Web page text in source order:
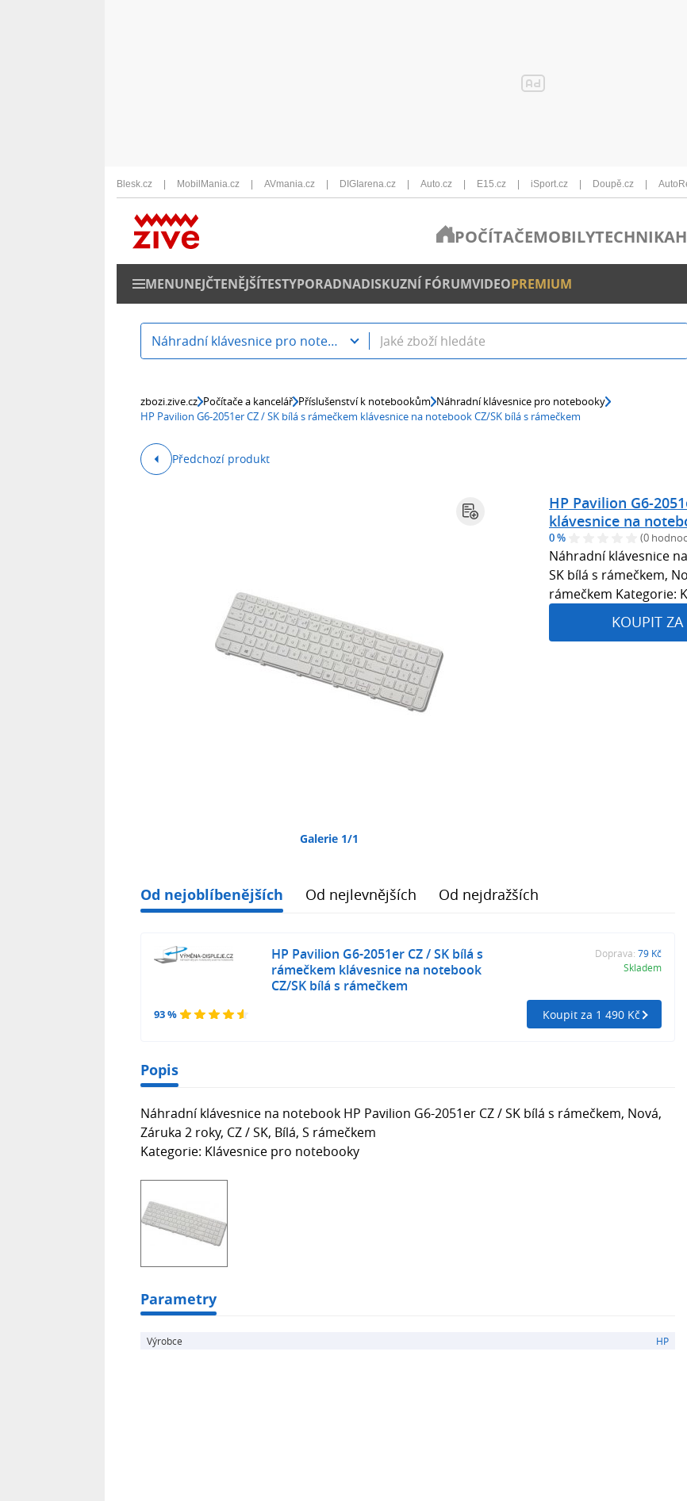
Blesk.cz MobilMania.cz AVmania.cz DIGIarena.cz Auto.cz E15.cz iSport.cz Doupě.cz
POČÍTAČEMOBILYTECHNIKA
MENUNEJČTENĚJŠÍTESTYPORADNADISKUZNÍ FÓRUMVIDEOPREMIUM
Náhradní klávesnice pro notebooky
zbozi.zive.cz Počítače a kancelář Příslušenství k notebookům Náhradní klávesnice pro notebooky
HP Pavilion G6-2051er CZ / SK bílá s rámečkem klávesnice na notebook CZ/SK bílá s rámečkem
Předchozí produkt
Galerie 1/1
HP Pavilion G6-
klávesnice na
0 % (0
Náhradní klávesnice
SK bílá s rámečkem,
rámečkem Kategorie:
KOUPIT
Od nejoblíbenějších Od nejlevnějších Od nejdražších
93 %
HP Pavilion G6-2051er CZ / SK bílá s
rámečkem klávesnice na notebook
CZ/SK bílá s rámečkem
Doprava: 79 Kč
Skladem
Koupit za 1 490 Kč
Popis
Náhradní klávesnice na notebook HP Pavilion G6-2051er CZ / SK bílá s rámečkem, Nová,
Záruka 2 roky, CZ / SK, Bílá, S rámečkem
Kategorie: Klávesnice pro notebooky
Parametry
Výrobce HP